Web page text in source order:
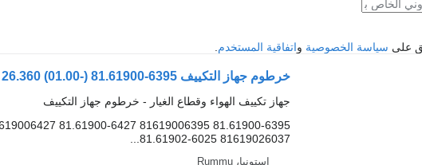
على سياسة الخصوصية واتفاقية المستخدم
جهاز تكييف الهواء وقطاع الغيار - خرطوم جهاز التكييف
81619026037 81.61902-6025...
إستونيا، Rummu